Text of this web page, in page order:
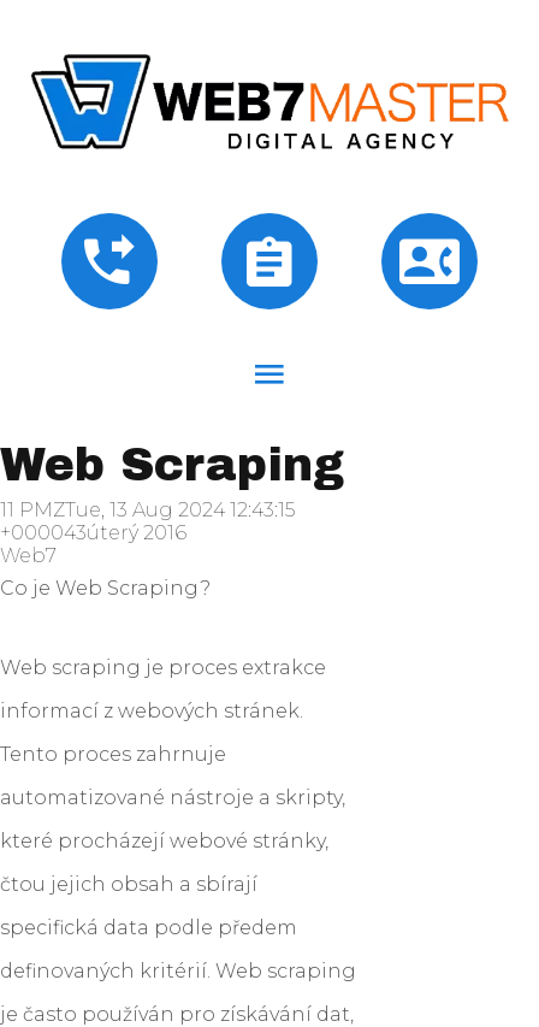
Web Scraping
11 PMZTue, 13 Aug 2024 12:43:15
+000043úterý 2016
Web7
Co je Web Scraping?
Web scraping je proces extrakce
informací z webových stránek.
Tento proces zahrnuje
automatizované nástroje a skripty,
které procházejí webové stránky,
čtou jejich obsah a sbírají
specifická data podle předem
definovaných kritérií. Web scraping
je často používán pro získávání dat,